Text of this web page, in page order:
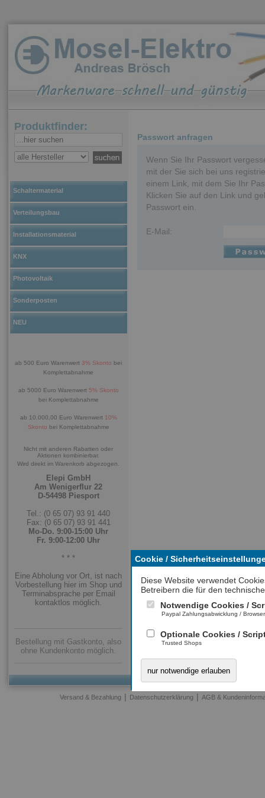
Cookie /
Diese Website verwendet
Betreibern die für den
Notwendige Cookies /
Paypal Zahlungsabwicklung /
Optionale Cookies /
Trusted Shops
nur notwendige erlauben
Produktfinder:
Schaltermaterial
Verteilungsbau
Installationsmaterial
KNX
Photovoltaik
Sonderposten
NEU
ab 500 Euro Warenwert 3% Skonto bei
Komplettabnahme
ab 5000 Euro Warenwert 5% Skonto
bei Komplettabnahme
ab 10.000,00 Euro Warenwert 10%
Skonto bei Komplettabnahme
Nicht mit anderen Rabatten oder
Aktionen kombinierbar.
Wird direkt im Warenkorb abgezogen.
Elepi GmbH
Am Wenigerflur 22
D-54498 Piesport
Tel.: (0 65 07) 93 91 440
Fax: (0 65 07) 93 91 441
Mo-Do. 9:00-15:00 Uhr
Fr. 9:00-12:00 Uhr
* * *
Eine Abholung vor Ort, ist nach
Vorbestellung hier im Shop und
Terminabsprache per Email
kontaktlos möglich.
Bestellung mit Gastkonto, also
ohne Kundenkonto möglich.
Passwort anfragen
Wenn Sie Ihr Passwort
mit der Sie sich bei uns
einem Link, mit dem Sie Ihr
Klicken Sie auf den Link und
Passwort ein.
E-Mail:
Versand & Bezahlung | Datenschutzerklärung | AGB &